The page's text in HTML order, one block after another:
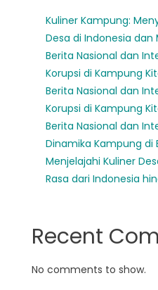
Kuliner Kampung:
Desa di Indonesia dan
Berita Nasional dan
Korupsi di Kampung
Berita Nasional dan
Korupsi di Kampung
Berita Nasional dan
Dinamika Kampung di
Menjelajahi Kuliner
Rasa dari Indonesia
Recent
No comments to show.